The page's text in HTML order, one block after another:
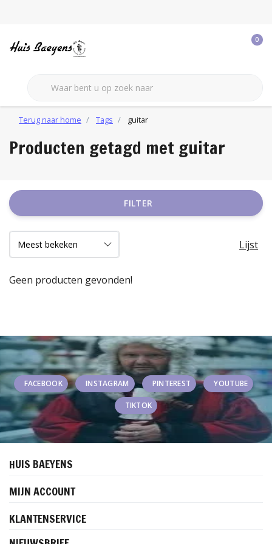
0
Terug naar home Tags guitar
Producten getagd met guitar
FILTER
Lijst
Geen producten gevonden!
FACEBOOK INSTAGRAM PINTEREST YOUTUBE
TIKTOK
HUIS BAEYENS
MIJN ACCOUNT
KLANTENSERVICE